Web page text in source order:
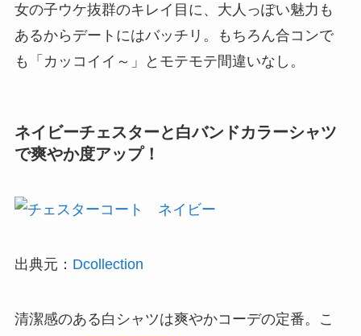
女の子ウケ抜群のキレイ目に、大人っぽい魅力も
あるからデートにはバッチリ。もちろん合コンで
も「カッコイイ～」とモテモテ間違いなし。
ネイビーチェスターと白バンドカラーシャツ
で爽やか度アップ！
出典元： Dcollection
清潔感のある白シャツは爽やかコーデの定番。こ